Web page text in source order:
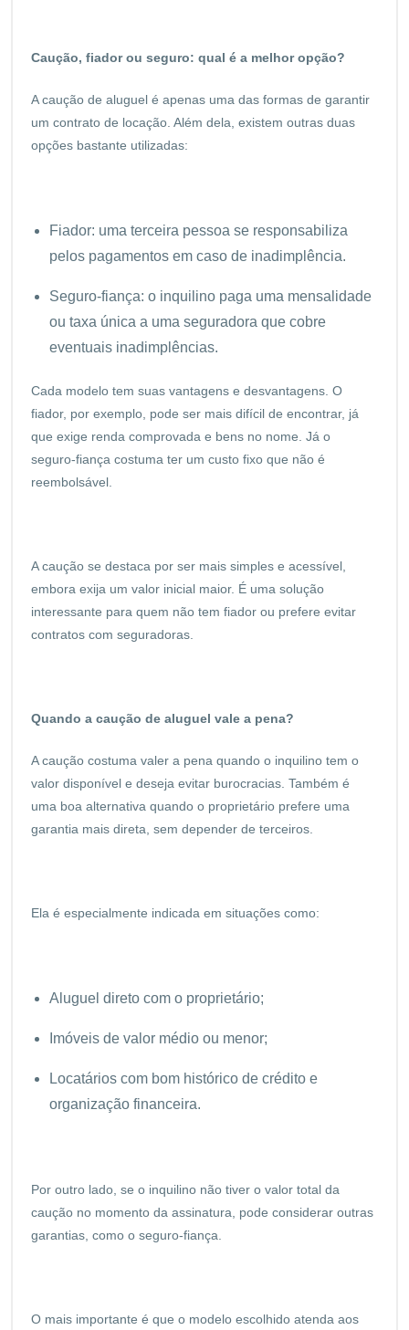
Caução, fiador ou seguro: qual é a melhor opção?
A caução de aluguel é apenas uma das formas de garantir
um contrato de locação. Além dela, existem outras duas
opções bastante utilizadas:
Fiador: uma terceira pessoa se responsabiliza
pelos pagamentos em caso de inadimplência.
Seguro-fiança: o inquilino paga uma mensalidade
ou taxa única a uma seguradora que cobre
eventuais inadimplências.
Cada modelo tem suas vantagens e desvantagens. O
fiador, por exemplo, pode ser mais difícil de encontrar, já
que exige renda comprovada e bens no nome. Já o
seguro-fiança costuma ter um custo fixo que não é
reembolsável.
A caução se destaca por ser mais simples e acessível,
embora exija um valor inicial maior. É uma solução
interessante para quem não tem fiador ou prefere evitar
contratos com seguradoras.
Quando a caução de aluguel vale a pena?
A caução costuma valer a pena quando o inquilino tem o
valor disponível e deseja evitar burocracias. Também é
uma boa alternativa quando o proprietário prefere uma
garantia mais direta, sem depender de terceiros.
Ela é especialmente indicada em situações como:
Aluguel direto com o proprietário;
Imóveis de valor médio ou menor;
Locatários com bom histórico de crédito e
organização financeira.
Por outro lado, se o inquilino não tiver o valor total da
caução no momento da assinatura, pode considerar outras
garantias, como o seguro-fiança.
O mais importante é que o modelo escolhido atenda aos